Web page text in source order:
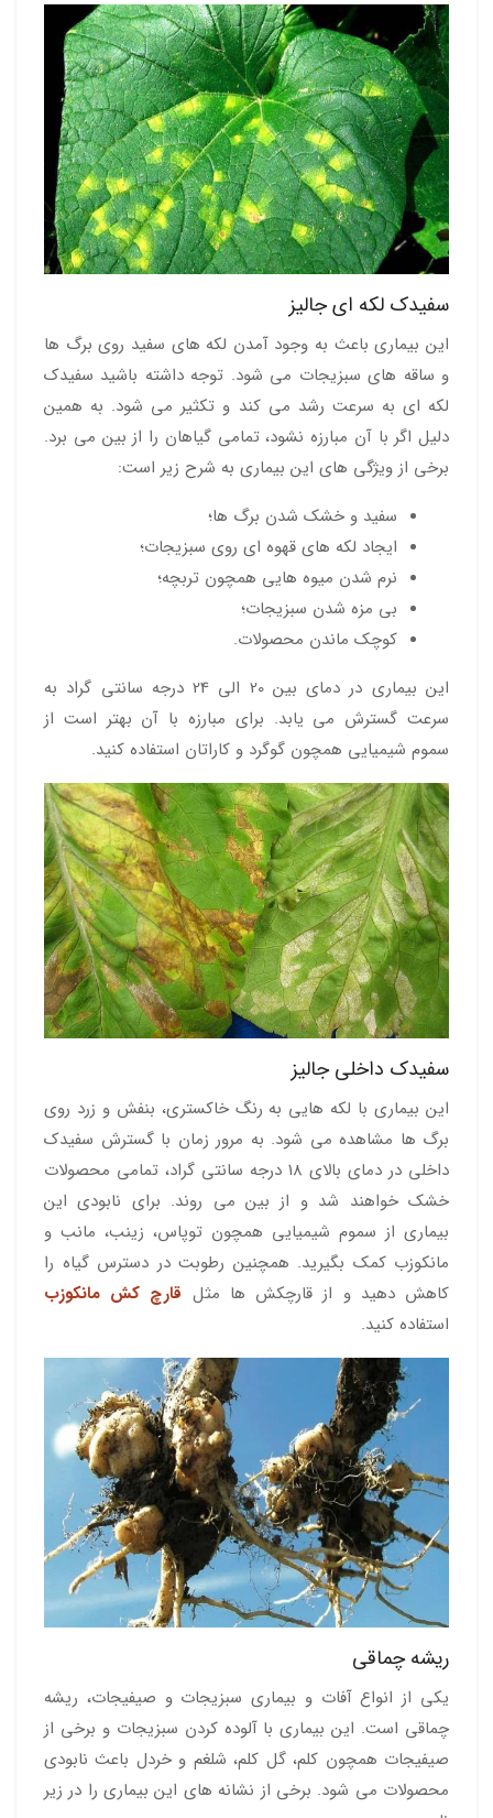
سفیدک لکه ای جالیز
این بیماری باعث به وجود آمدن لکه های سفید روی برگ ها
و ساقه های سبزیجات می شود. توجه داشته باشید سفیدک
لکه ای به سرعت رشد می کند و تکثیر می شود. به همین
دلیل اگر با آن مبارزه نشود، تمامی گیاهان را از بین می برد.
برخی از ویژگی های این بیماری به شرح زیر است:
سفید و خشک شدن برگ ها؛
ایجاد لکه های قهوه ای روی سبزیجات؛
نرم شدن میوه هایی همچون تربچه؛
بی مزه شدن سبزیجات؛
کوچک ماندن محصولات.
این بیماری در دمای بین 20 الی 24 درجه سانتی گراد به
سرعت گسترش می یابد. برای مبارزه با آن بهتر است از
سموم شیمیایی همچون گوگرد و کاراتان استفاده کنید.
سفیدک داخلی جالیز
این بیماری با لکه هایی به رنگ خاکستری، بنفش و زرد روی
برگ ها مشاهده می شود. به مرور زمان با گسترش سفیدک
داخلی در دمای بالای 18 درجه سانتی گراد، تمامی محصولات
خشک خواهند شد و از بین می روند. برای نابودی این
بیماری از سموم شیمیایی همچون توپاس، زینب، مانب و
مانکوزب کمک بگیرید. همچنین رطوبت در دسترس گیاه را
کاهش دهید و از قارچکش ها مثل قارچ کش مانکوزب
استفاده کنید.
ریشه چماقی
یکی از انواع آفات و بیماری سبزیجات و صیفیجات، ریشه
چماقی است. این بیماری با آلوده کردن سبزیجات و برخی از
صیفیجات همچون کلم، گل کلم، شلغم و خردل باعث نابودی
محصولات می شود. برخی از نشانه های این بیماری را در زیر